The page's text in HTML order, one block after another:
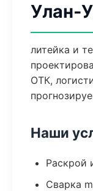
Улан-
литейка и
ОТК,
Наши
Раскрой
Сварка